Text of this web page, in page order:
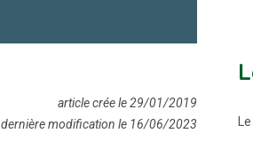
article crée le 29/01/2019
dernière modification le 16/06/2023